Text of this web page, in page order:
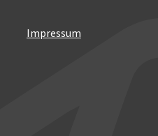
Impressum